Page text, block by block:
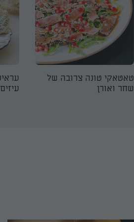
טאטאקי טונה צרובה של
שחר ואורן
עיזים